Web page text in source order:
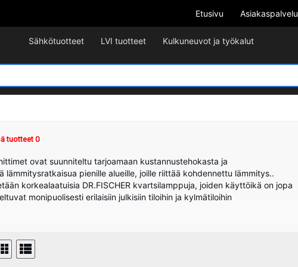
Etusivu Asiakaspalvelu
Sähkötuotteet LVI tuotteet Kulkuneuvot ja työkalut
tuotteet 0
ovat suunniteltu tarjoamaan kustannustehokasta ja
lämmitysratkaisua pienille alueille, joille riittää kohdennettu lämmitys..
korkealaatuisia DR.FISCHER kvartsilamppuja, joiden käyttöikä on jopa
monipuolisesti erilaisiin julkisiin tiloihin ja kylmätiloihin